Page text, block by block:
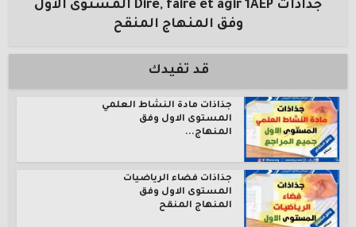
جذاذات Dire, faire et agir 1AEP المستوى الاول
وفق المنهاج المنقح
قد تفيدك
جذاذات مادة النشاط العلمي
المستوى الاول وفق
المنهاج...
جذاذات فضاء الرياضيات
المستوى الاول وفق
المنهاج المنقح